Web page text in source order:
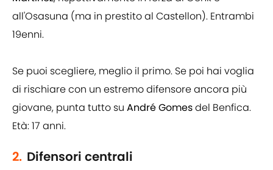
all'Osasuna (ma in prestito al Castellon). Entrambi
19enni.
Se puoi scegliere, meglio il primo. Se poi hai voglia
di rischiare con un estremo difensore ancora più
giovane, punta tutto su André Gomesdel Benfica.
Età: 17 anni.
2. Difensori centrali